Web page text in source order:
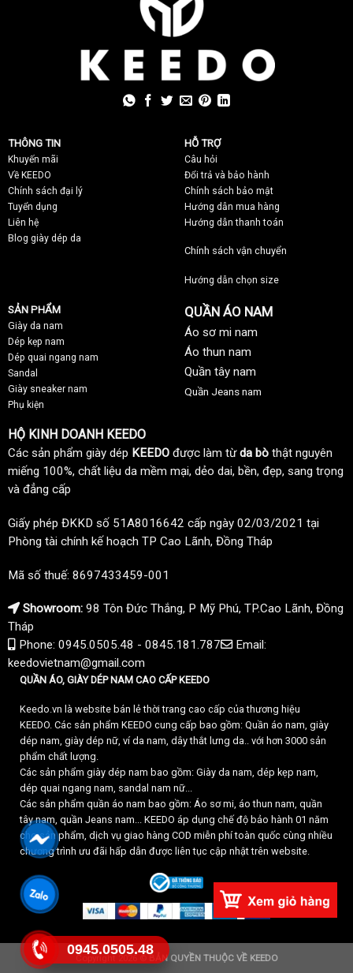
THÔNG TIN
Khuyến mãi
Về KEEDO
Chính sách đại lý
Tuyển dụng
Liên hệ
Blog giày dép da
HỖ TRỢ
Câu hỏi
Đổi trả và bảo hành
Chính sách bảo mật
Hướng dẫn mua hàng
Hướng dẫn thanh toán
Chính sách vận chuyển
Hướng dẫn chọn size
SẢN PHẨM
Giày da nam
Dép kẹp nam
Dép quai ngang nam
Sandal
Giày sneaker nam
Phụ kiện
QUẦN ÁO NAM
Áo sơ mi nam
Áo thun nam
Quần tây nam
Quần Jeans nam
HỘ KINH DOANH KEEDO
Các sản phẩm giày dép KEEDO được làm từda bò thật nguyên
miếng 100%, chất liệu da mềm mại, dẻo dai, bền, đẹp, sang trọng
và đẳng cấp
Giấy phép ĐKKD số 51A8016642 cấp ngày 02/03/2021 tại
Phòng tài chính kế hoạch TP Cao Lãnh, Đồng Tháp
Mã số thuế: 8697433459-001
Showroom: 98 Tôn Đức Thắng, P Mỹ Phú, TP.Cao Lãnh, Đồng
Tháp
Phone: 0945.0505.48 - 0845.181.787
Email:
keedovietnam@gmail.com
QUẦN ÁO, GIÀY DÉP NAM CAO CẤP KEEDO
Keedo.vn là website bán lẻ thời trang cao cấp của thương hiệu
KEEDO. Các sản phẩm KEEDO cung cấp bao gồm: Quần áo nam, giày
dép nam, giày dép nữ, ví da nam, dây thắt lưng da.. với hơn 3000 sản
phẩm chất lượng.
Các sản phẩm giày dép nam bao gồm: Giày da nam, dép kẹp nam,
dép quai ngang nam, sandal nam nữ...
Các sản phẩm quần áo nam bao gồm: Áo sơ mi, áo thun nam, quần
tây nam, quần Jeans nam... KEEDO áp dụng chế độ bảo hành 01 năm
cho sản phẩm, dịch vụ giao hàng COD miễn phí toàn quốc cùng nhiều
chương trình ưu đãi hấp dẫn được liên tục cập nhật trên website.
BẢN QUYỀN THUỘC VỀ KEEDO
0945.0505.48